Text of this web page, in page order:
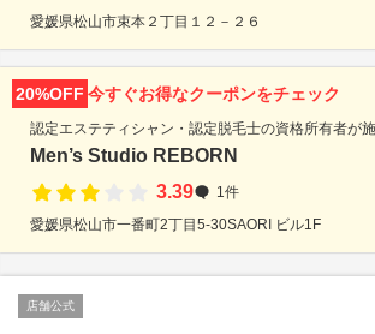
愛媛県松山市束本２丁目１２－２６
20%OFF 今すぐお得なクーポンをチェック
認定エステティシャン・認定脱毛士の資格所有者が
Men’s Studio REBORN
3.39
1件
愛媛県松山市一番町2丁目5-30SAORI ビル1F
店舗公式